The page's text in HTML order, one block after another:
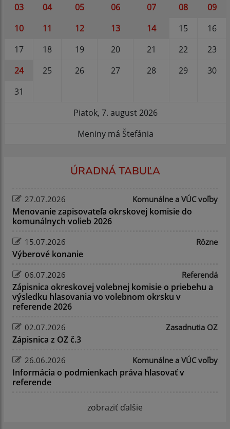
03
04 05 06 07 08
09
10
11 12 13 14 15
16
17
18 19 20 21 22
23
24
25 26 27 28 29
30
31
Piatok, 7. august 2026
Meniny má Štefánia
ÚRADNÁ TABUĽA
27.07.2026 Komunálne a VÚC voľby
Menovanie zapisovateľa okrskovej komisie do
komunálnych volieb 2026
15.07.2026 Rôzne
Výberové konanie
06.07.2026 Referendá
Zápisnica okreskovej volebnej komisie o priebehu a
výsledku hlasovania vo volebnom okrsku v
referende 2026
02.07.2026 Zasadnutia OZ
Zápisnica z OZ č.3
26.06.2026 Komunálne a VÚC voľby
Informácia o podmienkach práva hlasovať v
referende
zobraziť ďalšie